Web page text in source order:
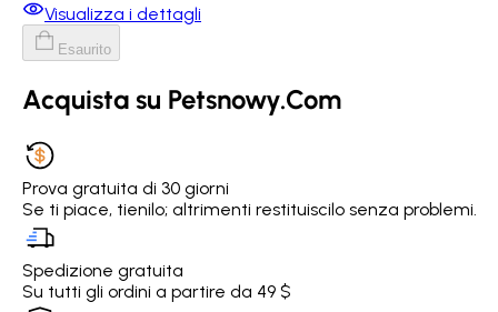
Visualizza i dettagli
Esaurito
Acquista su Petsnowy.Com
Prova gratuita di 30 giorni
Se ti piace, tienilo; altrimenti restituiscilo senza problemi.
Spedizione gratuita
Su tutti gli ordini a partire da 49 $